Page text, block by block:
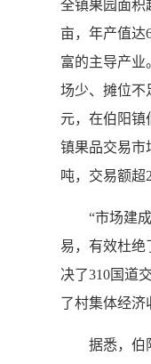
全镇果园面积
亩，年产值达
富的主导产业
场少、摊位不
元，在伯阳镇
镇果品交易市
吨，交易额超
“市场建成
易，有效杜绝
决了310国道
了村集体经济
据悉，伯阳